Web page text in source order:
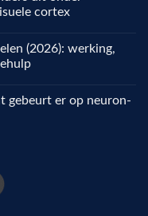
cortex
(2026): werking,
gebeurt er op neuron-